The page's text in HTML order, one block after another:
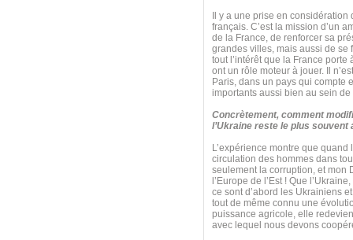
Il y a une prise en
français. C’est la mission d’un
de la France, de renforcer sa
grandes villes, mais aussi de se
tout l’intérêt que la France
ont un rôle moteur à jouer. Il
Paris, dans un pays qui compte
importants aussi bien au sein de
Concrètement, comment
l’Ukraine reste le plus
L’expérience montre que
circulation des hommes dans
seulement la corruption, et mon
l’Europe de l’Est ! Que
ce sont d’abord les Ukrainiens
tout de même connu une
puissance agricole, elle
avec lequel nous devons